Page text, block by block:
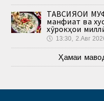
ТАВСИЯҲОИ
манфиат ва
хӯрокҳои
🕔 13:30, 2.Авг
Ҳамаи